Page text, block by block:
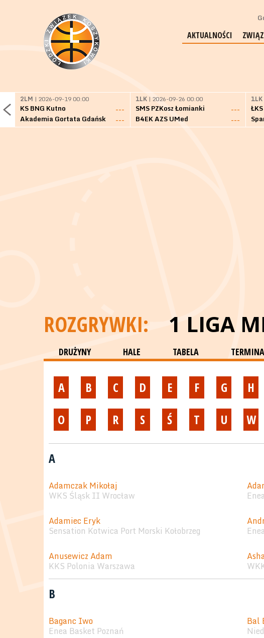
AKTUALNOŚCI
2LM | 2026-09-19 00:00
KS BNG Kutno
---
Akademia Gortata Gdańsk
---
1LK | 2026-09-26 00:00
SMS PZKosz Łomianki
---
B4EK AZS UMed
---
1LK
ROZGRYWKI: 1 LIGA
DRUŻYNY HALE TABELA
A B C D E F G H
O
P R S Ś T U W
A
Adamczak Mikołaj
WKS Śląsk II Wrocław
Adamiec Eryk
Sensation Kotwica Port Morski Kołobrzeg
Anusewicz Adam
KKS Polonia Warszawa
B
Baganc Iwo
Enea Basket Poznań
Bal